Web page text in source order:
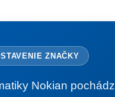
ZNAČKY
Nokian